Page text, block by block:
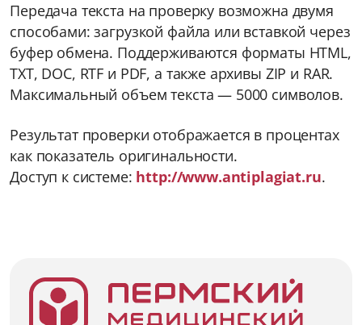
Передача текста на проверку возможна двумя
способами: загрузкой файла или вставкой через
буфер обмена. Поддерживаются форматы HTML,
TXT, DOC, RTF и PDF, а также архивы ZIP и RAR.
Максимальный объем текста — 5000 символов.
Результат проверки отображается в процентах
как показатель оригинальности.
Доступ к системе: http://www.antiplagiat.ru.